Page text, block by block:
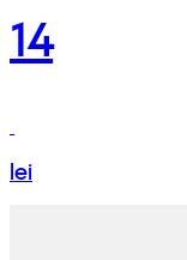
14
lei